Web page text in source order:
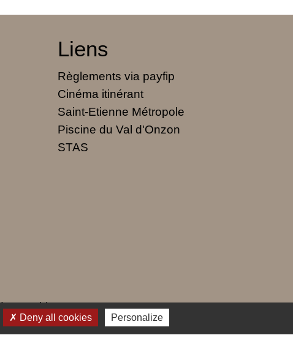
Liens
Règlements via payfip
Cinéma itinérant
Saint-Etienne Métropole
Piscine du Val d'Onzon
STAS
cookies
Deny all cookies Personalize